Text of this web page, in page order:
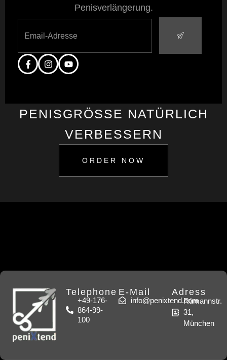
Penisverlängerung.
PENISGRÖSSE NATÜRLICH V
ERBESSERN
ORDER NOW
Telephone
+49-176-
864-99-
100
E-Mail
info@penixtend.com
Adress
Rümannstr.
31,
München